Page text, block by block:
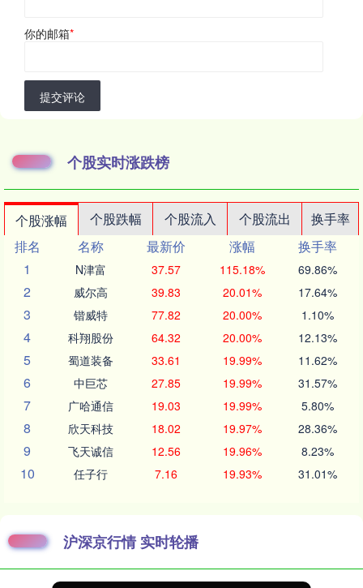
你的邮箱*
提交评论
个股实时涨跌榜
个股涨幅 个股跌幅 个股流入 个股流出
换手率
排名
名称 最新价 涨幅
换手率
1
N津富 37.57 115.18% 69.86%
2 威尔高 39.83 20.01% 17.64%
3 锴威特 77.82 20.00% 1.10%
4 科翔股份 64.32 20.00% 12.13%
5 蜀道装备 33.61 19.99% 11.62%
6 中巨芯 27.85 19.99% 31.57%
7 广哈通信 19.03 19.99% 5.80%
8 欣天科技 18.02 19.97% 28.36%
9 飞天诚信 12.56 19.96% 8.23%
10 任子行 7.16 19.93% 31.01%
沪深京行情 实时轮播